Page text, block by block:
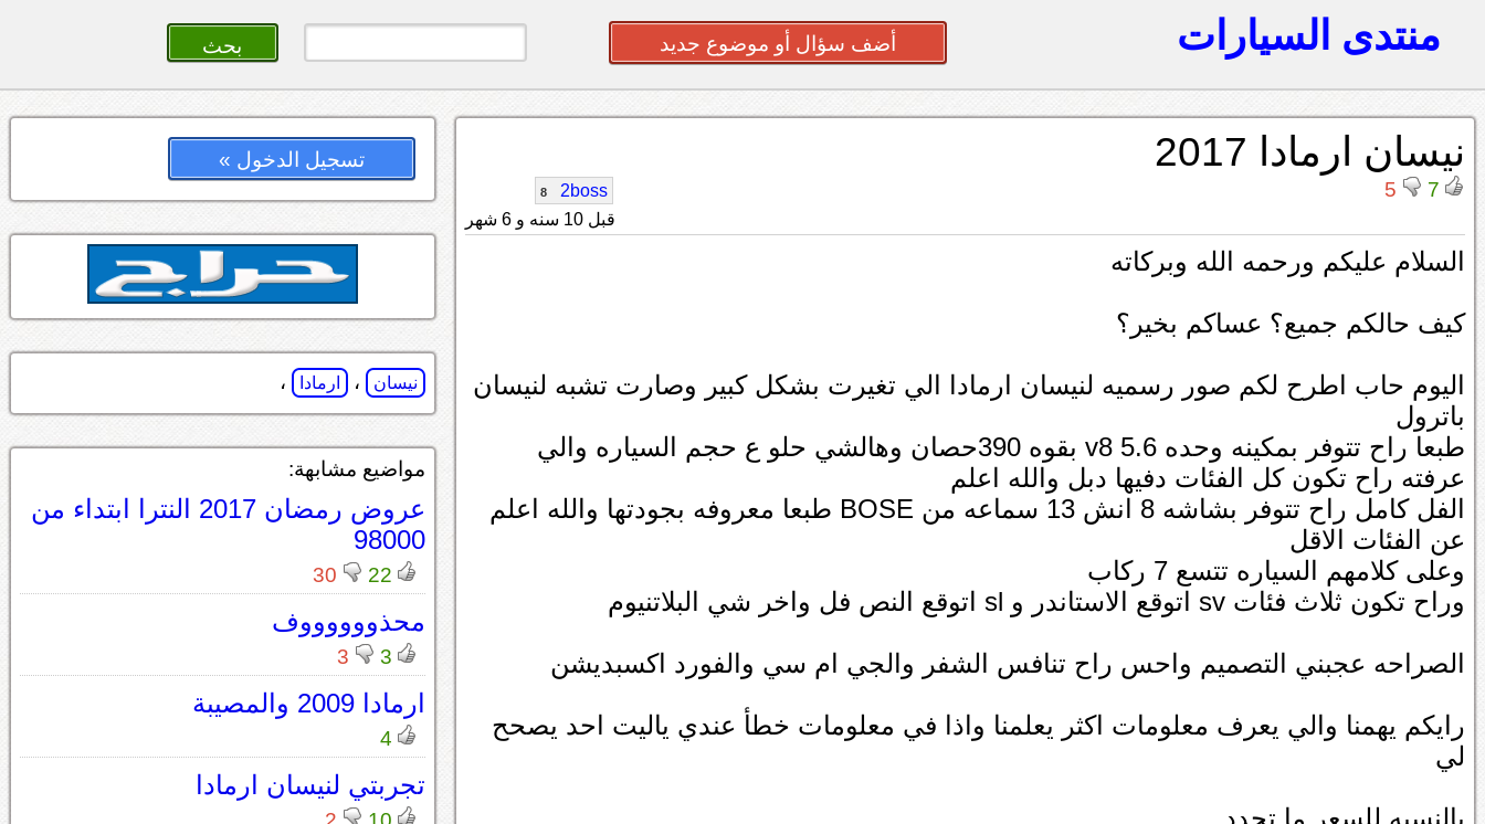
منتدى السيارات أضف سؤال أو موضوع جديد
نيسان ارمادا 2017
7
5
2boss
8
قبل 10 سنه و 6 شهر
السلام عليكم ورحمه الله وبركاته
كيف حالكم جميع؟ عساكم بخير؟
اليوم حاب اطرح لكم صور رسميه لنيسان ارمادا الي تغيرت بشكل كبير وصارت تشبه لنيسان
باترول
طبعا راح تتوفر بمكينه وحده 5.6 v8 بقوه 390حصان وهالشي حلو ع حجم السياره والي
عرفته راح تكون كل الفئات دفيها دبل والله اعلم
الفل كامل راح تتوفر بشاشه 8 انش 13 سماعه من BOSE طبعا معروفه بجودتها والله اعلم
عن الفئات الاقل
وعلى كلامهم السياره تتسع 7 ركاب
وراح تكون ثلاث فئات sv اتوقع الاستاندر و sl اتوقع النص فل واخر شي البلاتنيوم
الصراحه عجبني التصميم واحس راح تنافس الشفر والجي ام سي والفورد اكسبديشن
رايكم يهمنا والي يعرف معلومات اكثر يعلمنا واذا في معلومات خطأ عندي ياليت احد يصحح
لي
بالنسبه للسعر ما تحدد
تسجيل الدخول »
نيسان ، ارمادا ،
مواضيع مشابهة:
عروض رمضان 2017 النترا ابتداء من
98000
22
30
محذووووووف
3
3
ارمادا 2009 والمصيبة
4
تجربتي لنيسان ارمادا